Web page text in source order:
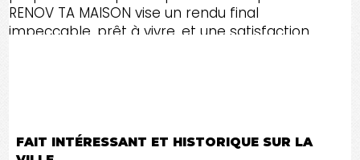
RENOV TA MAISON vise un rendu final
impeccable, prêt à vivre, et une satisfaction
FAIT INTÉRESSANT ET HISTORIQUE SUR LA